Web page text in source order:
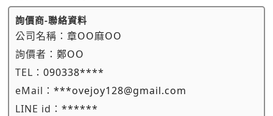
詢價商-聯絡資料
公司名稱： 章OO麻OO
詢價者： 鄭OO
TEL： 090338****
eMail： ***ovejoy128@gmail.com
LINE id： ******